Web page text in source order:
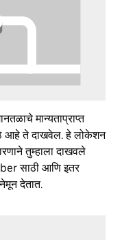
मान्यताप्राप्त
आहे ते दाखवेल. हे लोकेशन
तुम्हाला दाखवले
साठी आणि इतर
देतात.